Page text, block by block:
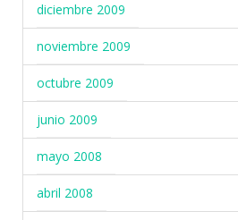
diciembre 2009
noviembre 2009
octubre 2009
junio 2009
mayo 2008
abril 2008